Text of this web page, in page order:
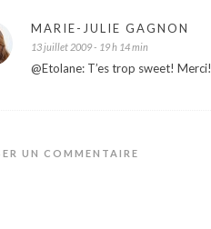
MARIE-JULIE GAGNON
13 juillet 2009 - 19 h 14 min
@Etolane: T’es trop sweet! Merci!
UN COMMENTAIRE